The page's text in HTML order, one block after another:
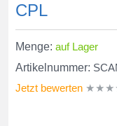
CPL
Menge: auf Lager
Artikelnummer:
Jetzt bewerten